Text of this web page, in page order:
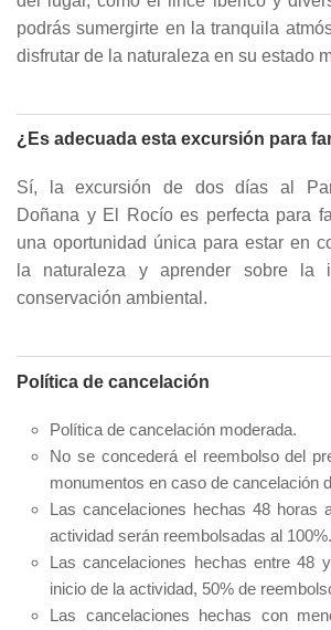
podrás sumergirte en la tranquila
disfrutar de la naturaleza en su estado
¿Es adecuada esta excursión para
Sí, la excursión de dos días al
Doñana y El Rocío es perfecta para
una oportunidad única para estar en
la naturaleza y aprender sobre la
conservación ambiental.
Política de cancelación
Política de cancelación moderada.
No se concederá el reembolso del
monumentos en caso de cancelación
Las cancelaciones hechas 48 horas
actividad serán reembolsadas al 100%.
Las cancelaciones hechas entre 48
inicio de la actividad, 50% de
Las cancelaciones hechas con